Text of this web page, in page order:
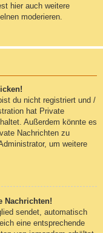
hier auch weitere
moderieren.
du nicht registriert und /
hat Private
Außerdem könnte es
Nachrichten zu
um weitere
Nachrichten!
sendet, automatisch
eine entsprechende